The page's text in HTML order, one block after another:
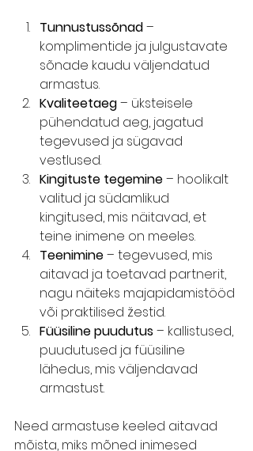
Tunnustussõnad –
komplimentide ja julgustavate
sõnade kaudu väljendatud
armastus.
Kvaliteetaeg – üksteisele
pühendatud aeg, jagatud
tegevused ja sügavad
vestlused.
Kingituste tegemine – hoolikalt
valitud ja südamlikud
kingitused, mis näitavad, et
teine inimene on meeles.
Teenimine – tegevused, mis
aitavad ja toetavad partnerit,
nagu näiteks majapidamistööd
või praktilised žestid.
Füüsiline puudutus – kallistused,
puudutused ja füüsiline
lähedus, mis väljendavad
armastust.
Need armastuse keeled aitavad
mõista, miks mõned inimesed